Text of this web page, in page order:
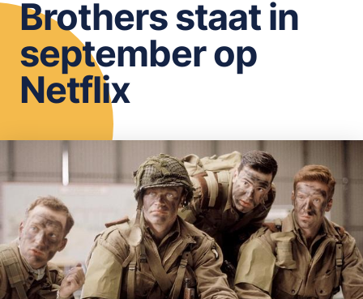
OPSLAAN
Brothers staat in
september op
Netflix